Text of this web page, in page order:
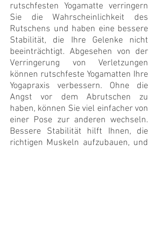
rutschfesten Yogamatte verringern
Sie die Wahrscheinlichkeit des
Rutschens und haben eine bessere
Stabilität, die Ihre Gelenke nicht
beeinträchtigt. Abgesehen von der
Verringerung von Verletzungen
können rutschfeste Yogamatten Ihre
Yogapraxis verbessern. Ohne die
Angst vor dem Abrutschen zu
haben, können Sie viel einfacher von
einer Pose zur anderen wechseln.
Bessere Stabilität hilft Ihnen, die
richtigen Muskeln aufzubauen, und